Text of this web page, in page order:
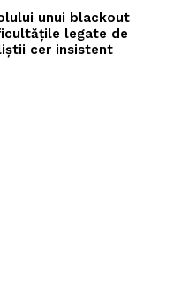
unui blackout
legate de
cer insistent